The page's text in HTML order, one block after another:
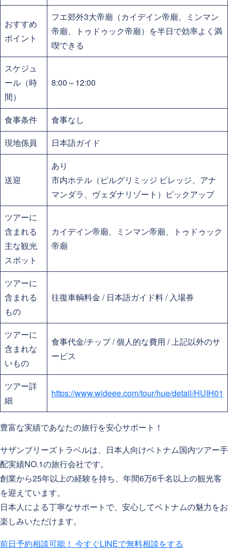
おすすめ
ポイント
フエ郊外3大帝廟（カイデイン帝廟、ミンマン
帝廟、トゥドゥック帝廟）を半日で効率よく満
喫できる
スケジュ
ール（時
間）
8:00～12:00
食事条件
食事なし
現地係員
日本語ガイド
送迎
あり
市内ホテル（ピルグリミッジ ビレッジ、アナ
マンダラ、ヴェダナリゾート）ピックアップ
ツアーに
含まれる
主な観光
スポット
カイデイン帝廟、ミンマン帝廟、トゥドゥック
帝廟
ツアーに
含まれる
もの
往復車輌料金 / 日本語ガイド料 / 入場券
ツアーに
含まれな
いもの
食事代金/チップ / 個人的な費用 / 上記以外のサ
ービス
ツアー詳
細
https://www.wideee.com/tour/hue/detail/HUIH01
豊富な実績であなたの旅行を安心サポート！
サザンブリーズトラベルは、日本人向けベトナム国内ツアー手
配実績NO.1の旅行会社です。
創業から25年以上の経験を持ち、年間6万6千名以上の観光客
を迎えています。
日本人による丁寧なサポートで、安心してベトナムの魅力をお
楽しみいただけます。
前日予約相談可能！ 今すぐLINEで無料相談をする